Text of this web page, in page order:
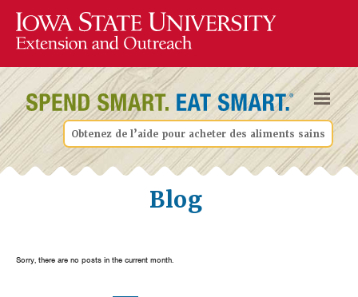
Obtenez de l’aide pour acheter des aliments sains
Blog
Sorry, there are no posts in the current month.